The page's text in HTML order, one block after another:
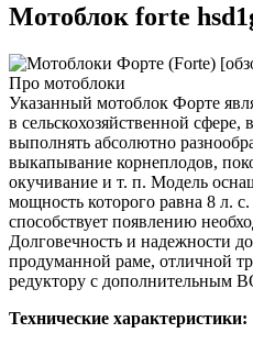
Мотоблок forte
Указанный мотоблок Форте
в сельскохозяйственной
выполнять абсолютно
выкапывание корнеплодов,
окучивание и т. п. Модель
мощность которого равна 8 л.
способствует появлению
Долговечность и надежности
продуманной раме, отличной
редуктору с дополнительным
Технические характеристики: